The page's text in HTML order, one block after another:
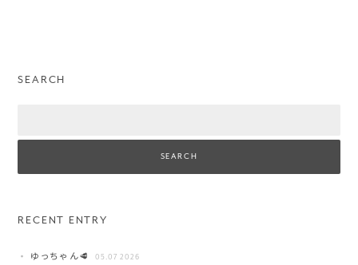
SEARCH
RECENT ENTRY
ゆっちゃん🥩 05.07 2026